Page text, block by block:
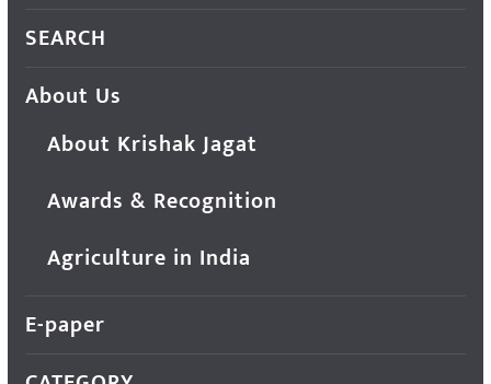
SEARCH
About Us
About Krishak Jagat
Awards & Recognition
Agriculture in India
E-paper